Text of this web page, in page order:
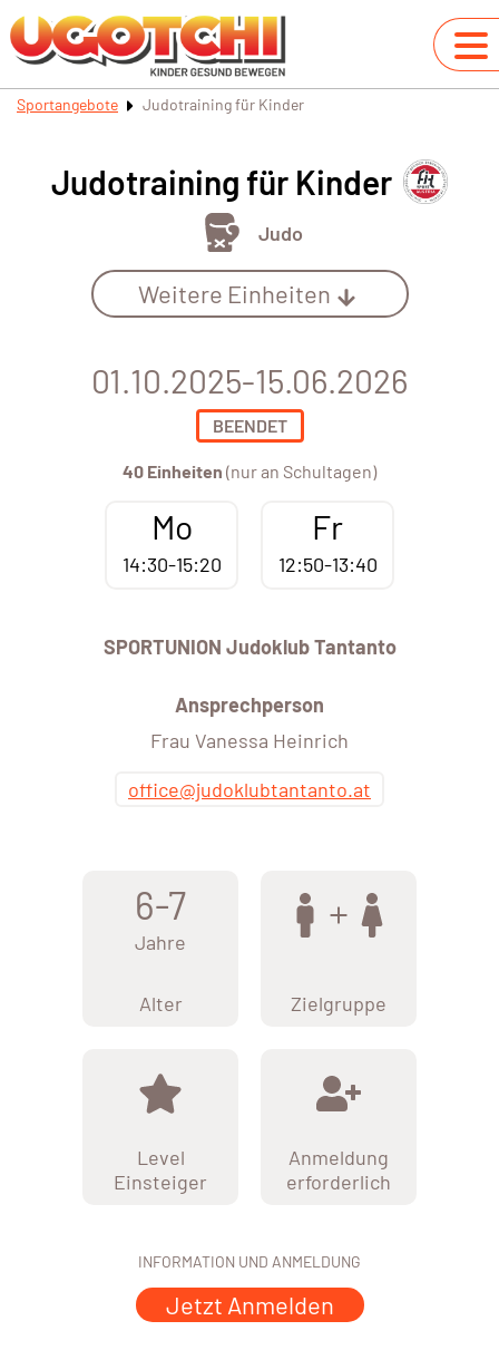
Sportangebote Judotraining für Kinder
Judotraining für Kinder
Judo
Weitere Einheiten
01.10.2025-15.06.2026
BEENDET
40 Einheiten (nur an Schultagen)
Mo
14:30-15:20
Fr
12:50-13:40
SPORTUNION Judoklub Tantanto
Ansprechperson
Frau Vanessa Heinrich
office@judoklubtantanto.at
6-7
Jahre
Alter Zielgruppe
Level
Einsteiger
Anmeldung
erforderlich
INFORMATION UND ANMELDUNG
Jetzt Anmelden